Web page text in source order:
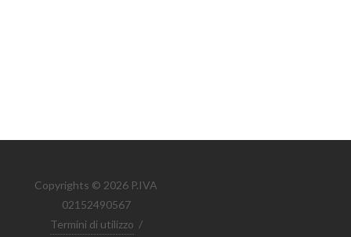
Copyrights © 2026 P.IVA
02152490567
Termini di utilizzo /